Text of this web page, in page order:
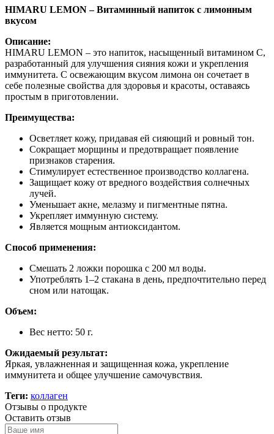
HIMARU LEMON – Витаминный напиток с лимонным
вкусом
Описание:
HIMARU LEMON – это напиток, насыщенный витамином C,
разработанный для улучшения сияния кожи и укрепления
иммунитета. С освежающим вкусом лимона он сочетает в
себе полезные свойства для здоровья и красоты, оставаясь
простым в приготовлении.
Преимущества:
Осветляет кожу, придавая ей сияющий и ровный тон.
Сокращает морщины и предотвращает появление
признаков старения.
Стимулирует естественное производство коллагена.
Защищает кожу от вредного воздействия солнечных
лучей.
Уменьшает акне, мелазму и пигментные пятна.
Укрепляет иммунную систему.
Является мощным антиоксидантом.
Способ применения:
Смешать 2 ложки порошка с 200 мл воды.
Употреблять 1–2 стакана в день, предпочтительно перед
сном или натощак.
Объем:
Вес нетто: 50 г.
Ожидаемый результат:
Яркая, увлажненная и защищенная кожа, укрепление
иммунитета и общее улучшение самочувствия.
Теги: коллаген
Отзывы о продукте
Оставить отзыв